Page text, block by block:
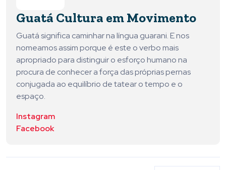
Guatá Cultura em Movimento
Guatá significa caminhar na língua guarani. E nos
nomeamos assim porque é este o verbo mais
apropriado para distinguir o esforço humano na
procura de conhecer a força das próprias pernas
conjugada ao equilíbrio de tatear o tempo e o
espaço.
Instagram
Facebook